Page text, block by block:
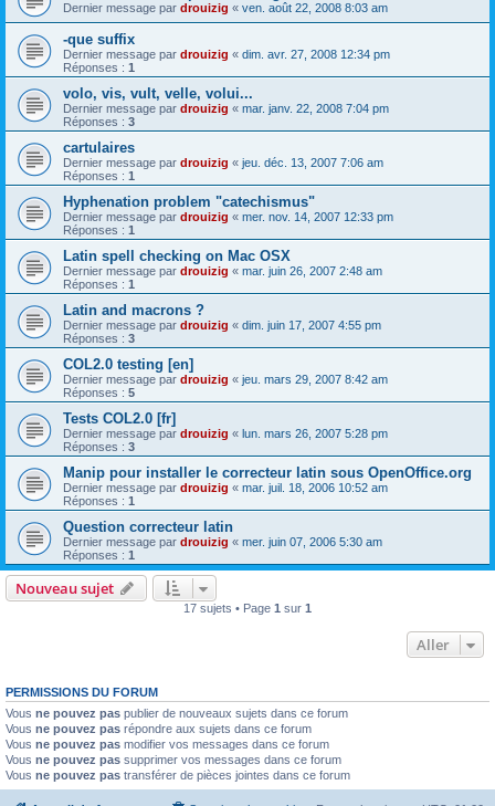
Dernier message par drouizig « ven. août 22, 2008 8:03 am
-que suffix
Dernier message par drouizig « dim. avr. 27, 2008 12:34 pm
Réponses : 1
volo, vis, vult, velle, volui...
Dernier message par drouizig « mar. janv. 22, 2008 7:04 pm
Réponses : 3
cartulaires
Dernier message par drouizig « jeu. déc. 13, 2007 7:06 am
Réponses : 1
Hyphenation problem "catechismus"
Dernier message par drouizig « mer. nov. 14, 2007 12:33 pm
Réponses : 1
Latin spell checking on Mac OSX
Dernier message par drouizig « mar. juin 26, 2007 2:48 am
Réponses : 1
Latin and macrons ?
Dernier message par drouizig « dim. juin 17, 2007 4:55 pm
Réponses : 3
COL2.0 testing [en]
Dernier message par drouizig « jeu. mars 29, 2007 8:42 am
Réponses : 5
Tests COL2.0 [fr]
Dernier message par drouizig « lun. mars 26, 2007 5:28 pm
Réponses : 3
Manip pour installer le correcteur latin sous OpenOffice.org
Dernier message par drouizig « mar. juil. 18, 2006 10:52 am
Réponses : 1
Question correcteur latin
Dernier message par drouizig « mer. juin 07, 2006 5:30 am
Réponses : 1
Nouveau sujet
17 sujets • Page 1 sur 1
Aller
PERMISSIONS DU FORUM
Vous ne pouvez pas publier de nouveaux sujets dans ce forum
Vous ne pouvez pas répondre aux sujets dans ce forum
Vous ne pouvez pas modifier vos messages dans ce forum
Vous ne pouvez pas supprimer vos messages dans ce forum
Vous ne pouvez pas transférer de pièces jointes dans ce forum